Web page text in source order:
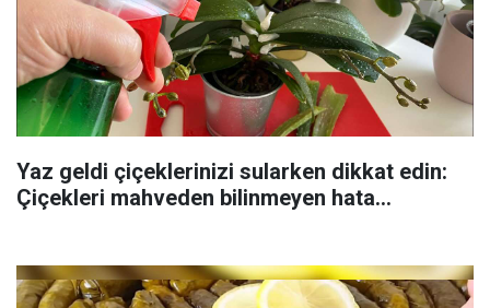
Yaz geldi çiçeklerinizi sularken dikkat edin:
Çiçekleri mahveden bilinmeyen hata...